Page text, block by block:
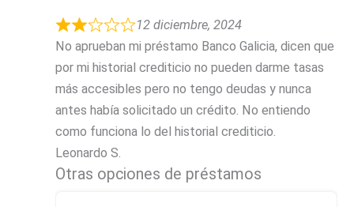
12 diciembre, 2024
No aprueban mi préstamo Banco Galicia, dicen que
por mi historial crediticio no pueden darme tasas
más accesibles pero no tengo deudas y nunca
antes había solicitado un crédito. No entiendo
como funciona lo del historial crediticio.
Leonardo S.
Otras opciones de préstamos